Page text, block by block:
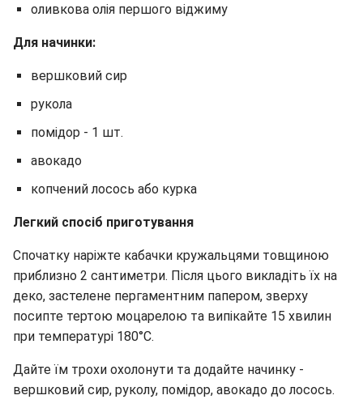
оливкова олія першого віджиму
Для начинки:
вершковий сир
рукола
помідор - 1 шт.
авокадо
копчений лосось або курка
Легкий спосіб приготування
Спочатку наріжте кабачки кружальцями товщиною
приблизно 2 сантиметри. Після цього викладіть їх на
деко, застелене пергаментним папером, зверху
посипте тертою моцарелою та випікайте 15 хвилин
при температурі 180°C.
Дайте їм трохи охолонути та додайте начинку -
вершковий сир, руколу, помідор, авокадо до лосось.